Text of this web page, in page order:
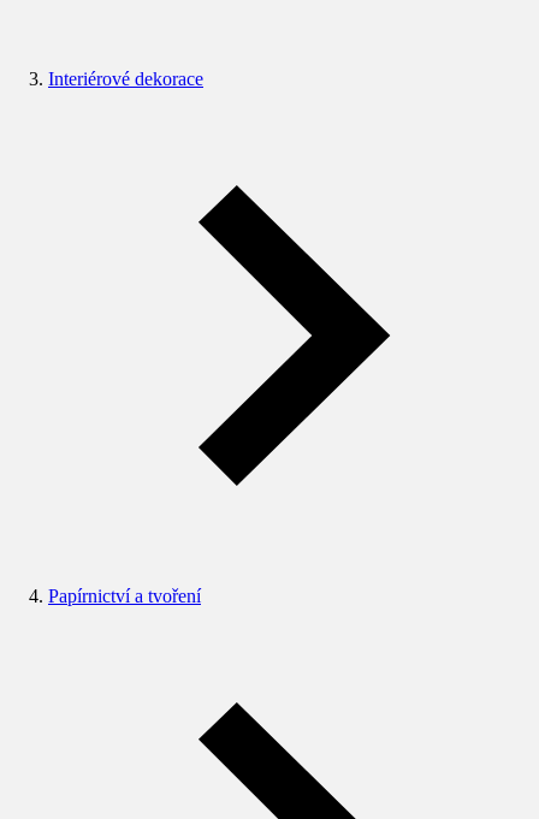
Interiérové dekorace
Papírnictví a tvoření